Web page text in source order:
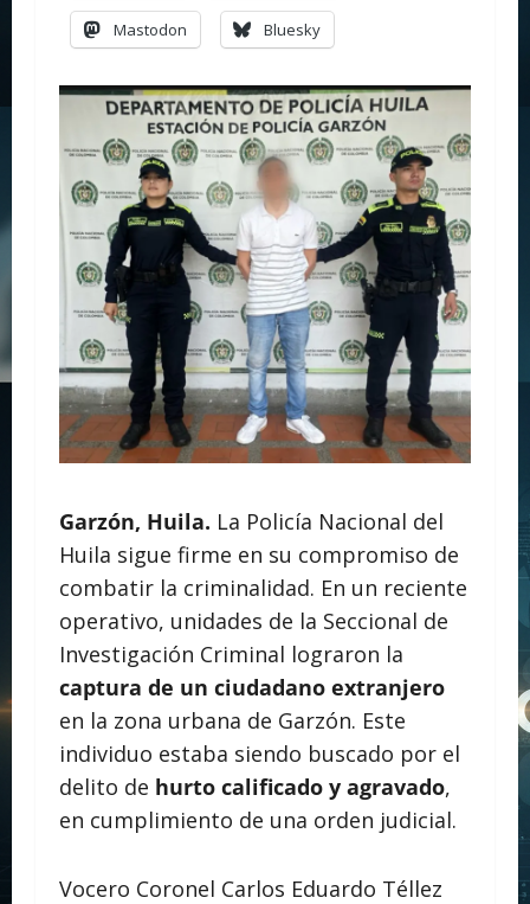
Mastodon Bluesky
Garzón, Huila. La Policía Nacional del
Huila sigue firme en su compromiso de
combatir la criminalidad. En un reciente
operativo, unidades de la Seccional de
Investigación Criminal lograron la
captura de un ciudadano extranjero
en la zona urbana de Garzón. Este
individuo estaba siendo buscado por el
delito de hurto calificado y agravado,
en cumplimiento de una orden judicial.
Vocero Coronel Carlos Eduardo Téllez